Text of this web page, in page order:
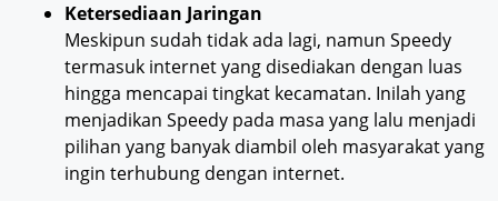
Ketersediaan Jaringan
Meskipun sudah tidak ada lagi, namun Speedy
termasuk internet yang disediakan dengan luas
hingga mencapai tingkat kecamatan. Inilah yang
menjadikan Speedy pada masa yang lalu menjadi
pilihan yang banyak diambil oleh masyarakat yang
ingin terhubung dengan internet.